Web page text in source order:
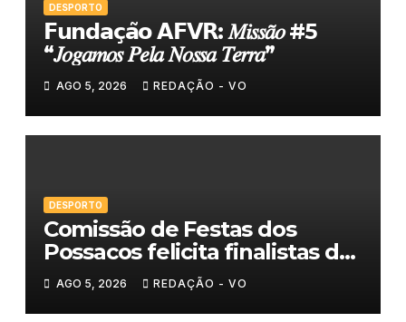
DESPORTO
𝗙𝘂𝗻𝗱𝗮𝗰̧𝗮̃𝗼 𝗔𝗙𝗩𝗥: 𝑀𝑖𝑠𝑠𝑎̃𝑜 #5
“𝐽𝑜𝑔𝑎𝑚𝑜𝑠 𝑃𝑒𝑙𝑎 𝑁𝑜𝑠𝑠𝑎 𝑇𝑒𝑟𝑟𝑎”
AGO 5, 2026 REDAÇÃO - VO
DESPORTO
Comissão de Festas dos
Possacos felicita finalistas do
Torneio de Sueca
AGO 5, 2026 REDAÇÃO - VO